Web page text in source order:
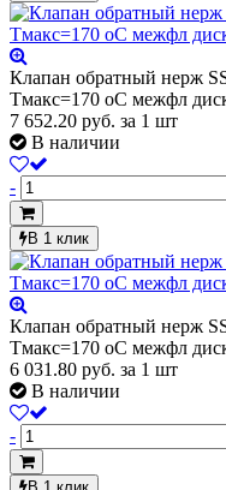
Клапан обратный нерж
Тмакс=170 оС межфл
7 652.20 руб. за 1 шт
В наличии
-
В 1 клик
Клапан обратный нерж
Тмакс=170 оС межфл
6 031.80 руб. за 1 шт
В наличии
-